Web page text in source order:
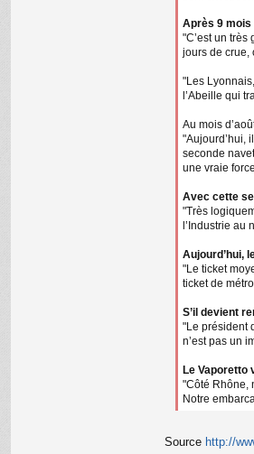
Après 9 mois
"C’est un
jours de crue,
"Les
l’Abeille qui
Au mois
"Aujourd’hui,
seconde
une vraie
Avec cette
"Très
l’Industrie au
Aujourd’hui,
"Le ticket
ticket de
S’il devient
"Le président
n’est pas un
Le Vaporetto
"Côté Rhône,
Notre
Source http://